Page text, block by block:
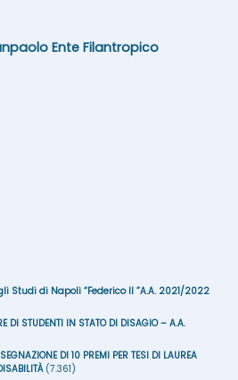
Ente Filantropico
Studi di Napoli “Federico II ”A.A. 2021/2022
DI STUDENTI IN STATO DI DISAGIO – A.A.
DI 10 PREMI PER TESI DI LAUREA
(7.361)